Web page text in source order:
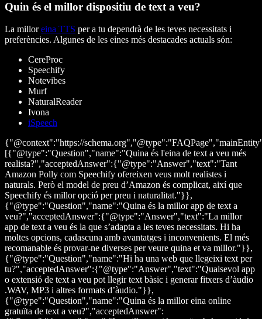
Quin és el millor dispositiu de text a veu?
La milloreina TTS per a tu dependrà de les teves necessitats i
preferències. Algunes de les eines més destacades actuals són:
CereProc
Speechify
Notevibes
Murf
NaturalReader
Ivona
iSpeech
{"@context":"https://
[{"@type":"Question","name":"Quina és l'eina de text a veu més
realista?","acceptedAnswer":{"@type":"Answer","text":"Tant
Amazon Polly com Speechify ofereixen veus molt realistes i
naturals. Però el model de preu d’Amazon és complicat, així que
Speechify és millor opció per preu i naturalitat."}},
{"@type":"Question","name":"Quina és la millor app de text a
veu?","acceptedAnswer":{"@type":"Answer","text":"La millor
app de text a veu és la que s’adapta a les teves necessitats. Hi ha
moltes opcions, cadascuna amb avantatges i inconvenients. El més
recomanable és provar-ne diverses per veure quina et va millor."}},
{"@type":"Question","name":"Hi ha una web que llegeixi text per
tu?","acceptedAnswer":{"@type":"Answer","text":"Qualsevol app
o extensió de text a veu pot llegir text bàsic i generar fitxers d’àudio
.WAV, MP3 i altres formats d’àudio."}},
{"@type":"Question","name":"Quina és la millor eina online
gratuïta de text a veu?","acceptedAnswer":